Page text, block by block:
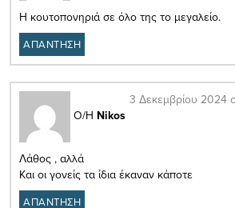
Η κουτοπονηριά σε όλο της το μεγαλείο.
ΑΠΑΝΤΗΣΗ
Ο/Η Nikos
3 Δεκεμβρίου 2024
Λάθος , αλλά
Και οι γονείς τα ίδια έκαναν κάποτε
ΑΠΑΝΤΗΣΗ